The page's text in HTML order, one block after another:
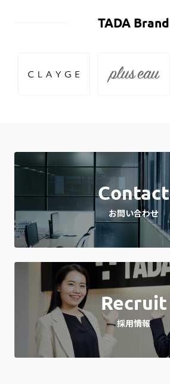
TADA Brand
Contact
お問い合わせ
Recruit
採用情報